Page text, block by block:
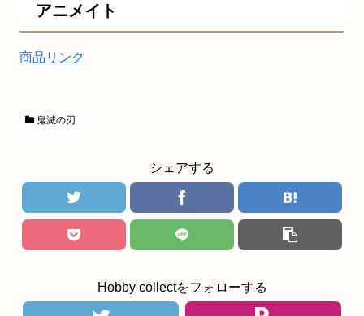
アニメイト
商品リンク
鬼滅の刃
シェアする
Hobby collectをフォローする